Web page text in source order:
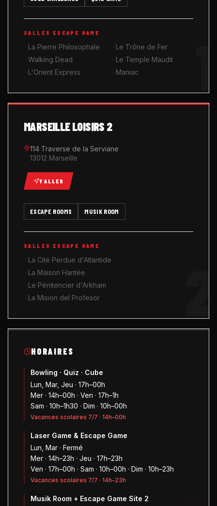
MUSIK ROOM KARAOKÉ
QUIZ GAME
SALLES ESCAPE GAME
La Pierre Philosophale
Le Trône de Fer
Walking Dead
Le Temple Maudit
L'Orient Express
Maniac
HORAIRES
Bowling · Quiz · Cube
Lun, Mar, Jeu · 17h–00h
Mer · 14h–00h · Ven · 17h–1h
Sam · 10h–1h30 · Dim · 10h–00h
Vacances scolaires 7/7 · 14h–00h
Laser Game & Escape Game
Lun, Mar · Fermé
Mer · 14h–23h · Jeu · 17h–23h
Ven · 17h–00h · Sam · 10h–00h · Dim · 10h–23h
Vacances scolaires 7/7 · 14h–23h
Musik Room + Escape Game Site 2
MARSEILLE LOISIRS 2
114 Traverse de la Serviane
13012 Marseille
Y ALLER
ESCAPE ROOMS MUSIK ROOM
SALLES ESCAPE GAME
La Cité Perdue d'Atlantide
La Maison Hantée
Le Pénitencier d'Arkham
La Mision del Profesor